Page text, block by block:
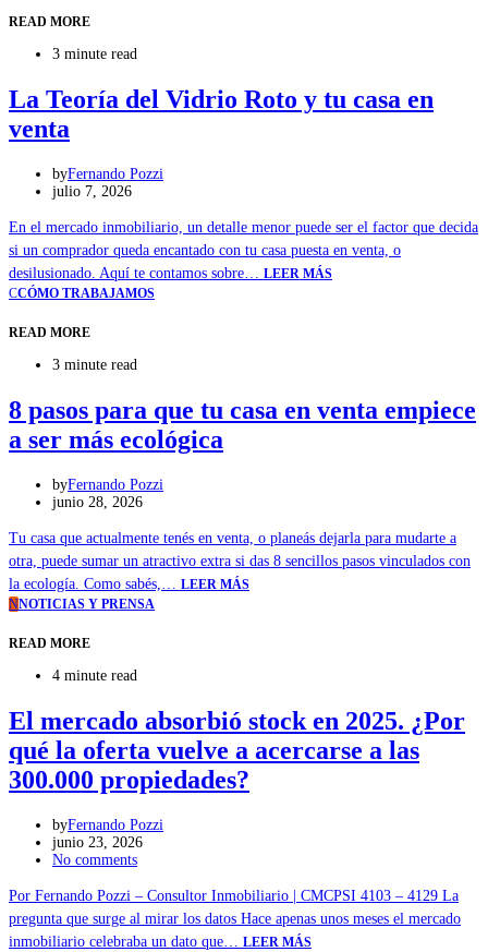
READ MORE
3 minute read
La Teoría del Vidrio Roto y tu casa en
venta
byFernando Pozzi
julio 7, 2026
En el mercado inmobiliario, un detalle menor puede ser el factor que decida
si un comprador queda encantado con tu casa puesta en venta, o
desilusionado. Aquí te contamos sobre… LEER MÁS
CCÓMO TRABAJAMOS
READ MORE
3 minute read
8 pasos para que tu casa en venta empiece
a ser más ecológica
byFernando Pozzi
junio 28, 2026
Tu casa que actualmente tenés en venta, o planeás dejarla para mudarte a
otra, puede sumar un atractivo extra si das 8 sencillos pasos vinculados con
la ecología. Como sabés,… LEER MÁS
NNOTICIAS Y PRENSA
READ MORE
4 minute read
El mercado absorbió stock en 2025. ¿Por
qué la oferta vuelve a acercarse a las
300.000 propiedades?
byFernando Pozzi
junio 23, 2026
No comments
Por Fernando Pozzi – Consultor Inmobiliario | CMCPSI 4103 – 4129 La
pregunta que surge al mirar los datos Hace apenas unos meses el mercado
inmobiliario celebraba un dato que… LEER MÁS